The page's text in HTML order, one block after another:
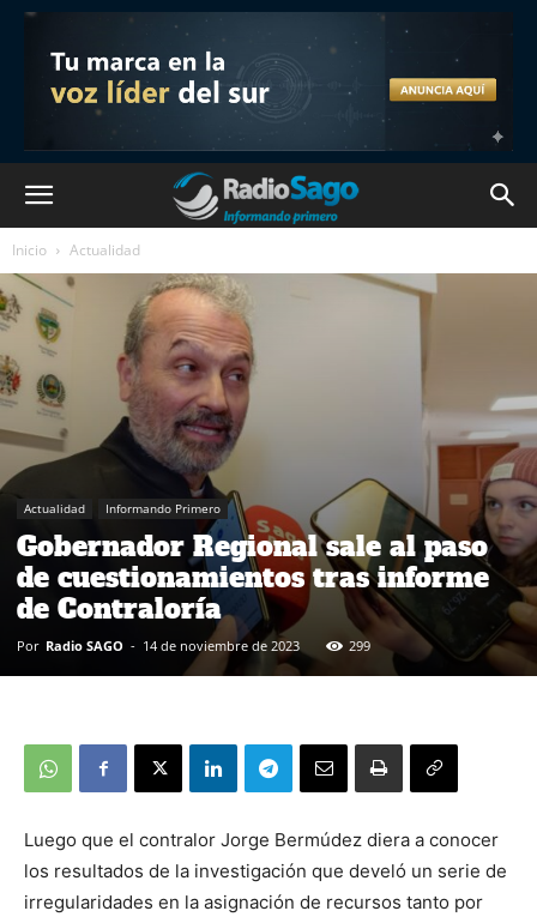
Inicio Actualidad
Actualidad Informando Primero
Gobernador Regional sale al paso
de cuestionamientos tras informe
de Contraloría
Por Radio SAGO - 14 de noviembre de 2023 299
Luego que el contralor Jorge Bermúdez diera a conocer
los resultados de la investigación que develó un serie de
irregularidades en la asignación de recursos tanto por